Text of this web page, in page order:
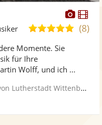
5,0(8)
Momente. Sie
für Ihre
Wolff, und ich ...
Lutherstadt Wittenberg